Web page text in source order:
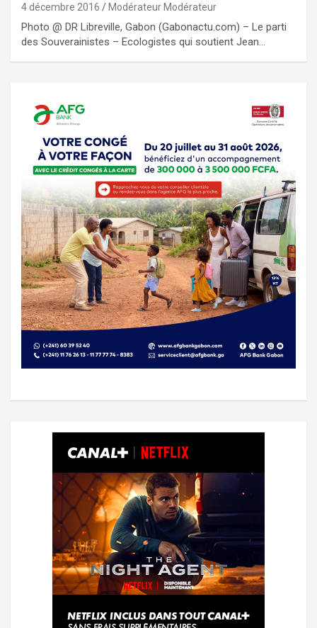
4 décembre 2016 Modérateur Modérateur
Photo @ DR Libreville, Gabon (Gabonactu.com) – Le parti
des Souverainistes – Ecologistes qui soutient Jean…